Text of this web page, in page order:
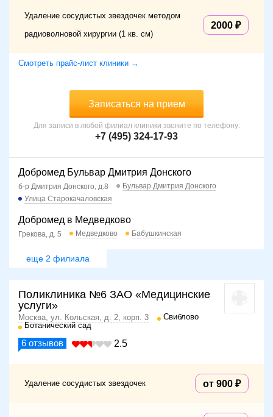
Удаление сосудистых звездочек методом
радиоволновой хирургии (1 кв. см)
2000
Смотреть прайс-лист клиники →
Записаться на прием
Для записи в любой филиал клиники звоните по телефону:
+7 (495) 324-17-93
Добромед Бульвар Дмитрия Донского
б-р Дмитрия Донского, д.8
Бульвар Дмитрия Донского
Улица Старокачаловская
Добромед в Медведково
Грекова, д. 5 Медведково Бабушкинская
еще 2 филиала
Поликлиника №6 ЗАО «Медицинские
услуги»
Москва, ул. Кольская, д. 2, корп. 3
Свиблово
Ботанический сад
6 отзывов 2.5
Удаление сосудистых звездочек от 900